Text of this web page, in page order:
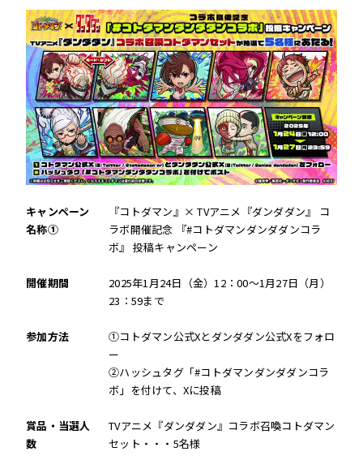
キャンペーン
名称①
『コトダマン』× TVアニメ『ダンダダン』 コ
ラボ開催記念 『#コトダマンダンダダンコラ
ボ』 投稿キャンペーン
開催期間
2025年1月24日（金）12：00～1月27日（月）
23：59まで
参加方法
①コトダマン公式Xとダンダダン公式Xをフォロ
ー
②ハッシュタグ「#コトダマンダンダダンコラ
ボ」を付けて、Xに投稿
賞品・当選人
数
TVアニメ『ダンダダン』コラボ召喚コトダマン
セット・・・5名様